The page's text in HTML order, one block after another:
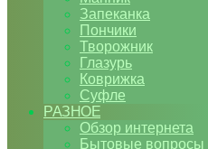
Запеканка
Пончики
Творожник
Глазурь
Коврижка
Суфле
РАЗНОЕ
Обзор интернета
Бытовые вопросы